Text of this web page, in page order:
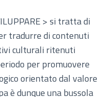
> si tratta di
tradurre di contenuti
culturali ritenuti
per promuovere
orientato dal valore
è dunque una bussola